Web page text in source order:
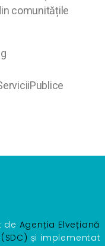
comunitățile
de Agenția Elvețiană
și implementat